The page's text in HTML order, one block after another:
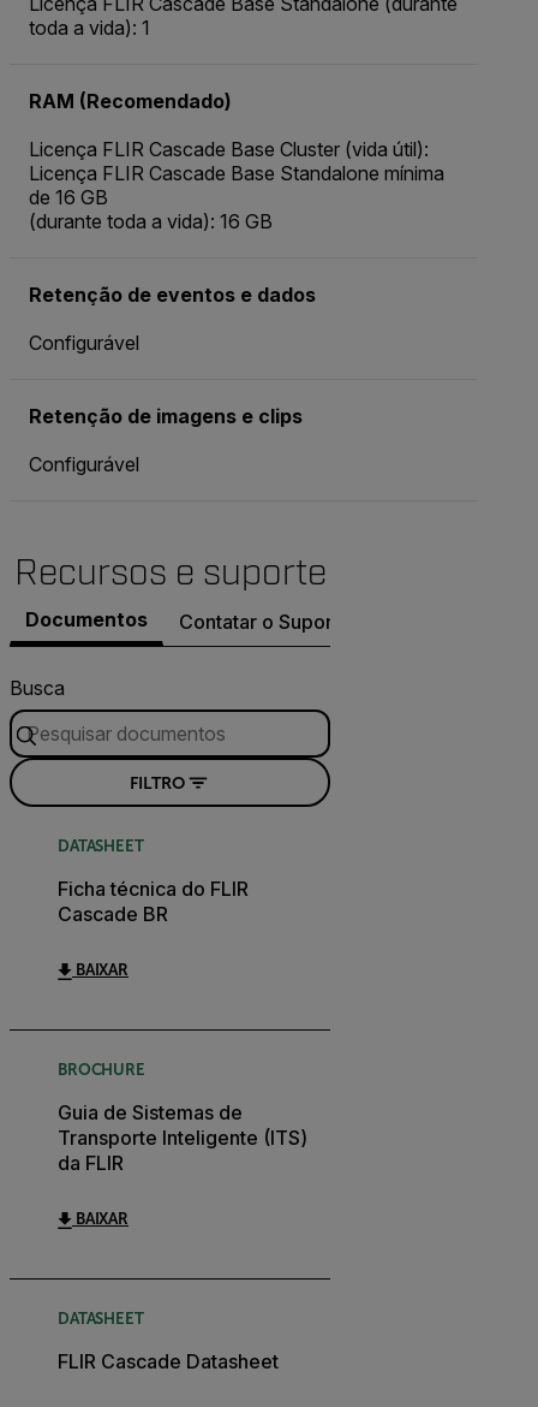
toda a vida): 1
RAM (Recomendado)
Licença FLIR Cascade Base Cluster (vida útil):
Licença FLIR Cascade Base Standalone mínima
de 16 GB
(durante toda a vida): 16 GB
Retenção de eventos e dados
Configurável
Retenção de imagens e clips
Configurável
Recursos e suporte
Documentos Contatar o Suporte
Busca
FILTRO
DATASHEET
Ficha técnica do FLIR
Cascade BR
BAIXAR
BROCHURE
Guia de Sistemas de
Transporte Inteligente (ITS)
da FLIR
BAIXAR
DATASHEET
FLIR Cascade Datasheet